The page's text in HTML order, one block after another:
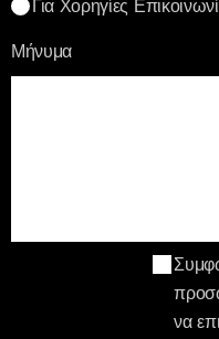
Για Χορηγίες
Μήνυμα
να